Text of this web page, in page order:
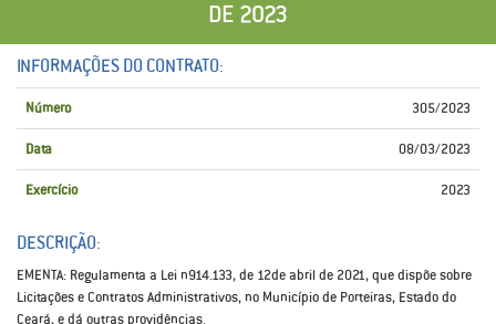
DE 2023
INFORMAÇÕES DO CONTRATO:
Número 305/2023
Data 08/03/2023
Exercício 2023
DESCRIÇÃO:
EMENTA: Regulamenta a Lei n914.133, de 12de abril de 2021, que dispõe sobre
Licitações e Contratos Administrativos, no Município de Porteiras, Estado do
Ceará, e dá outras providências.